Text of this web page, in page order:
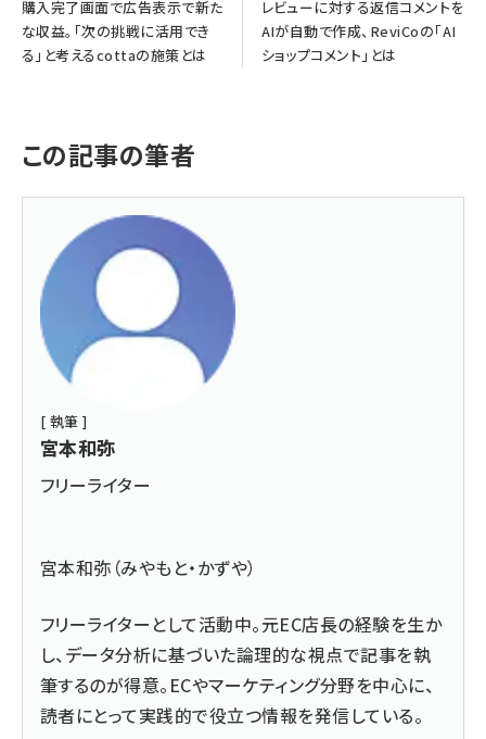
購入完了画面で広告表示で新た
な収益。「次の挑戦に活用でき
る」と考えるcottaの施策とは
レビューに対する返信コメントを
AIが自動で作成、ReviCoの「AI
ショップコメント」とは
この記事の筆者
[ 執筆 ]
宮本和弥
フリーライター
宮本和弥（みやもと・かずや）
フリーライターとして活動中。元EC店長の経験を生か
し、データ分析に基づいた論理的な視点で記事を執
筆するのが得意。ECやマーケティング分野を中心に、
読者にとって実践的で役立つ情報を発信している。